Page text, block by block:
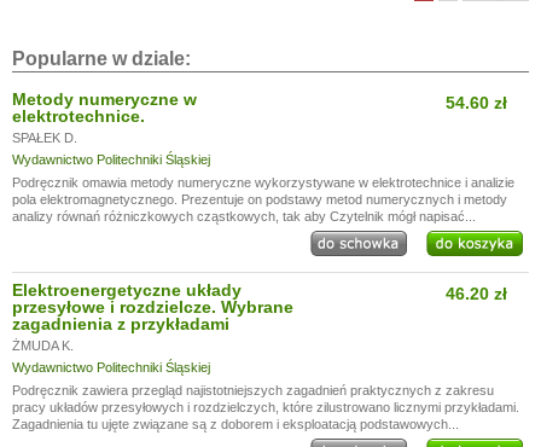
Popularne w dziale:
Metody numeryczne w
elektrotechnice.
SPAŁEK D.
Wydawnictwo Politechniki Śląskiej
54.60 zł
Podręcznik omawia metody numeryczne wykorzystywane w elektrotechnice i analizie
pola elektromagnetycznego. Prezentuje on podstawy metod numerycznych i metody
analizy równań różniczkowych cząstkowych, tak aby Czytelnik mógł napisać...
Elektroenergetyczne układy
przesyłowe i rozdzielcze. Wybrane
zagadnienia z przykładami
ŻMUDA K.
Wydawnictwo Politechniki Śląskiej
46.20 zł
Podręcznik zawiera przegląd najistotniejszych zagadnień praktycznych z zakresu
pracy układów przesyłowych i rozdzielczych, które zilustrowano licznymi przykładami.
Zagadnienia tu ujęte związane są z doborem i eksploatacją podstawowych...